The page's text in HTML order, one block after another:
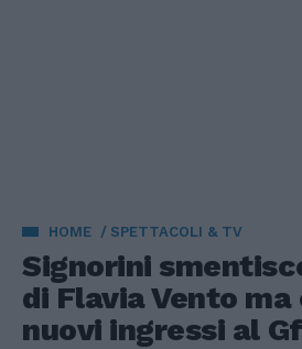
HOME SPETTACOLI & TV
Signorini
di Flavia Vento
nuovi ingressi al